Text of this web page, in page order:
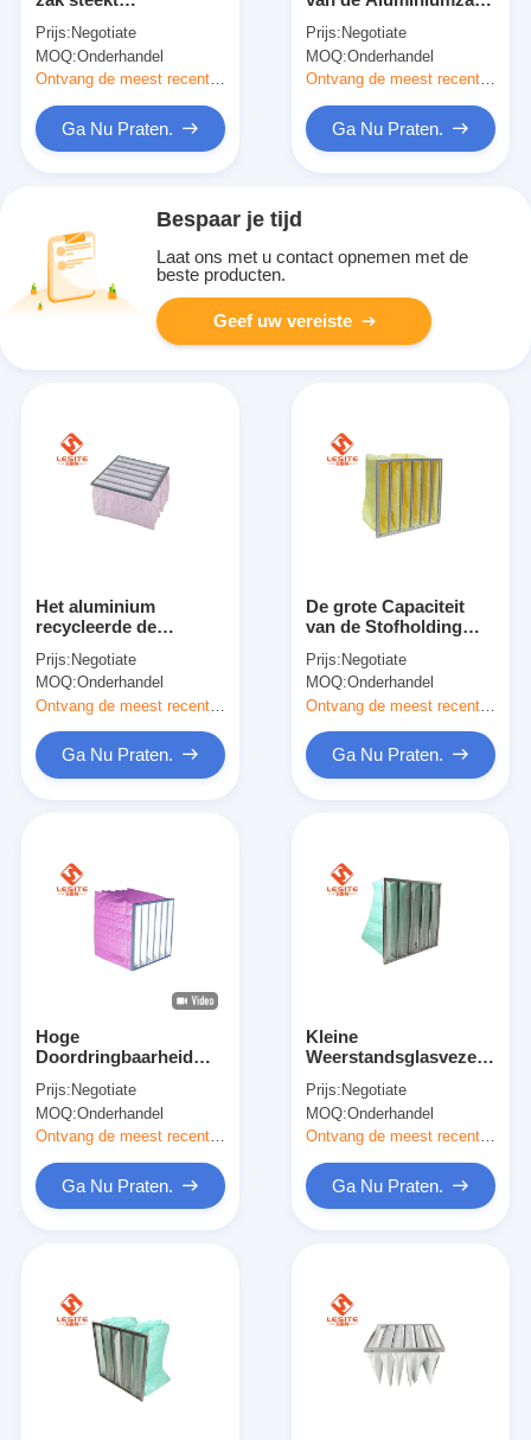
Producten
Video's
Over ons
het Stofinzameling van
de 0,5 Micronsfilter
Prijs: Negotiate
MOQ:Onderhandel
Ontvang de meest recente Prijs
Ga Nu Praten.
Vezelfilter voor
Airconditioner
Prijs: Negotiate
MOQ:Onderhandel
Ontvang de meest recente Prijs
Ga Nu Praten.
Bespaar je tijd
Laat ons met u contact opnemen met de
beste producten.
Geef uw vereiste
Het aluminium
recycleerde de
Luchtfilters van de
Zakzak Roze Kleur
Prijs: Negotiate
MOQ:Onderhandel
Ontvang de meest recente Prijs
Ga Nu Praten.
De grote Capaciteit
van de Stofholding
Aluminum Bag Filter
Prijs: Negotiate
MOQ:Onderhandel
Ga Nu Praten.
Hoge
Doordringbaarheid
Beroepsleven van de
Zakzak
Prijs: Negotiate
MOQ:Onderhandel
Ontvang de meest recente Prijs
Ga Nu Praten.
Kleine
Weerstandsglasvezel
van de Aluminiumzak,
de Filter van de
Zaklucht
Prijs: Negotiate
MOQ:Onderhandel
Ontvang de meest recente Prijs
Ga Nu Praten.